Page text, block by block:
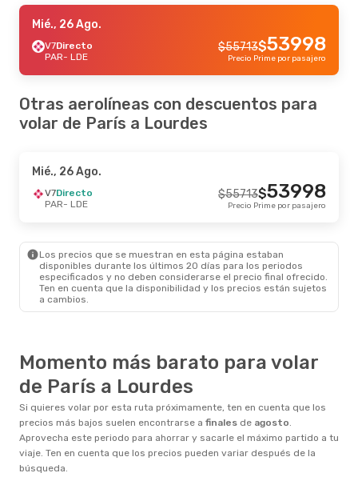
Mié., 26 Ago.
V7Directo
PAR- LDE
55713
$ 53998
$
Precio Prime por pasajero
Otras aerolíneas con descuentos para
volar de París a Lourdes
Mié., 26 Ago.
V7Directo
PAR- LDE
55713
$ 53998
$
Precio Prime por pasajero
Los precios que se muestran en esta página estaban
disponibles durante los últimos 20 días para los periodos
especificados y no deben considerarse el precio final ofrecido.
Ten en cuenta que la disponibilidad y los precios están sujetos
a cambios.
Momento más barato para volar
de París a Lourdes
Si quieres volar por esta ruta próximamente, ten en cuenta que los
precios más bajos suelen encontrarse a finales de agosto.
Aprovecha este periodo para ahorrar y sacarle el máximo partido a tu
viaje. Ten en cuenta que los precios pueden variar después de la
búsqueda.